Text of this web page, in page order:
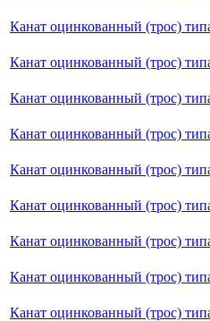
Канат оцинкованный (трос)
Канат оцинкованный (трос)
Канат оцинкованный (трос)
Канат оцинкованный (трос)
Канат оцинкованный (трос)
Канат оцинкованный (трос)
Канат оцинкованный (трос)
Канат оцинкованный (трос)
Канат оцинкованный (трос)